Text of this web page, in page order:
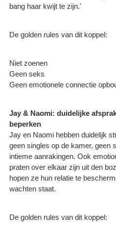
bang haar kwijt te zijn.'
De golden rules van dit koppel:
Niet zoenen
Geen seks
Geen emotionele connectie
Jay & Naomi: duidelijke
beperken
Jay en Naomi hebben duidelijk
geen singles op de kamer, geen
intieme aanrakingen. Ook
praten over elkaar zijn uit den
hopen ze hun relatie te
wachten staat.
De golden rules van dit koppel: